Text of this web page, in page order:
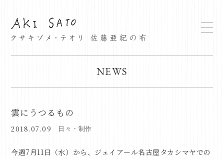
NEWS
雲にうつるもの
2018.07.09 日々・制作
今週7月11日（水）から、ジェイアール名古屋タカシマヤでの